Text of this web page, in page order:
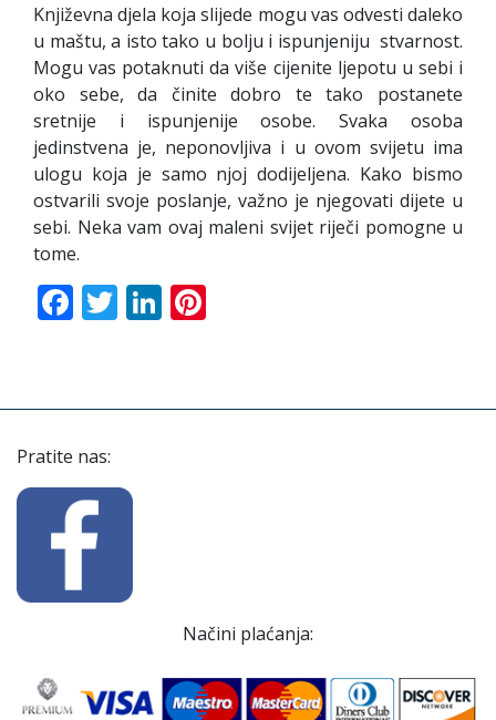
Književna djela koja slijede mogu vas odvesti daleko
u maštu, a isto tako u bolju i ispunjeniju stvarnost.
Mogu vas potaknuti da više cijenite ljepotu u sebi i
oko sebe, da činite dobro te tako postanete
sretnije i ispunjenije osobe. Svaka osoba
jedinstvena je, neponovljiva i u ovom svijetu ima
ulogu koja je samo njoj dodijeljena. Kako bismo
ostvarili svoje poslanje, važno je njegovati dijete u
sebi. Neka vam ovaj maleni svijet riječi pomogne u
tome.
Facebook
TwitterLinkedIn
Pratite nas:
Načini plaćanja: